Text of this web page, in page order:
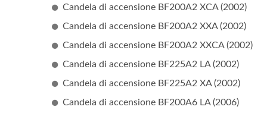
Candela di accensione BF200A2 XCA (2002)
Candela di accensione BF200A2 XXA (2002)
Candela di accensione BF200A2 XXCA (2002)
Candela di accensione BF225A2 LA (2002)
Candela di accensione BF225A2 XA (2002)
Candela di accensione BF200A6 LA (2006)